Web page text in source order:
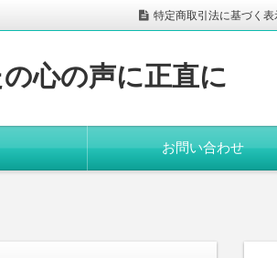
特定商取引法に基づく表
心の声に正直に
お問い合わせ